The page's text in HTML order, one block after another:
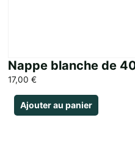
Nappe blanche de
17,00 €
Ajouter au panier